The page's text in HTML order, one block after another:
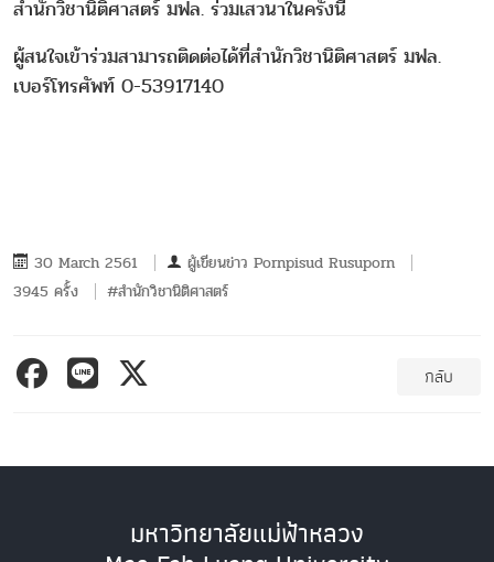
สำนักวิชานิติศาสตร์ มฟล. ร่วมเสวนาในครั้งนี้
ผู้สนใจเข้าร่วมสามารถติดต่อได้ที่สำนักวิชานิติศาสตร์ มฟล.
เบอร์โทรศัพท์ 0-53917140
30 March 2561 ผู้เขียนข่าว Pornpisud Rusuporn
3945 ครั้ง
#สำนักวิชานิติศาสตร์
กลับ
มหาวิทยาลัยแม่ฟ้าหลวง